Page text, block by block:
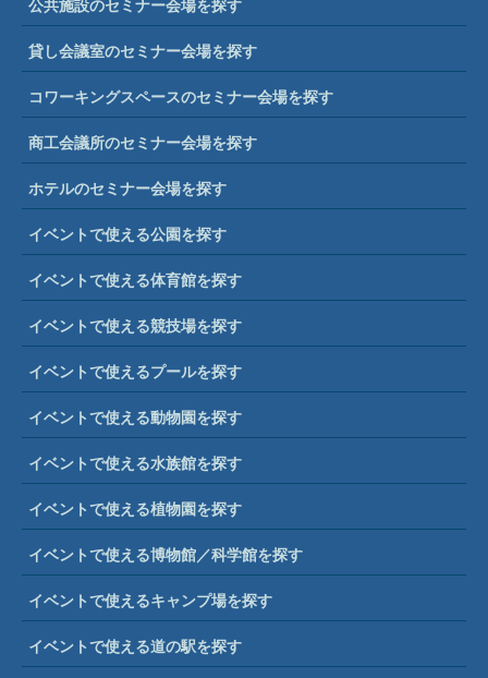
公共施設のセミナー会場を探す
貸し会議室のセミナー会場を探す
コワーキングスペースのセミナー会場を探す
商工会議所のセミナー会場を探す
ホテルのセミナー会場を探す
イベントで使える公園を探す
イベントで使える体育館を探す
イベントで使える競技場を探す
イベントで使えるプールを探す
イベントで使える動物園を探す
イベントで使える水族館を探す
イベントで使える植物園を探す
イベントで使える博物館／科学館を探す
イベントで使えるキャンプ場を探す
イベントで使える道の駅を探す